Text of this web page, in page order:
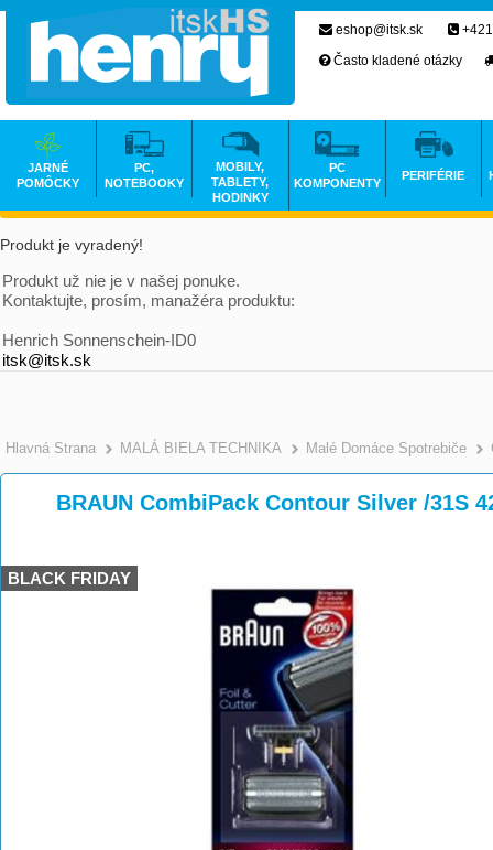
Produkt je vyradený!
Produkt už nie je v našej ponuke.
Kontaktujte, prosím, manažéra produktu:
Henrich Sonnenschein-ID0
itsk@itsk.sk
Hlavná Strana >
MALÁ BIELA TECHNIKA >
Malé Domáce Spotrebiče
BRAUN CombiPack Contour Silver /31S
BLACK FRIDAY
eshop@itsk.sk
Často kladené otázky
JARNÉ
POMÔCKY
PC,
NOTEBOOKY
MOBILY,
TABLETY,
HODINKY
PC
KOMPONENTY
PERIFÉRIE